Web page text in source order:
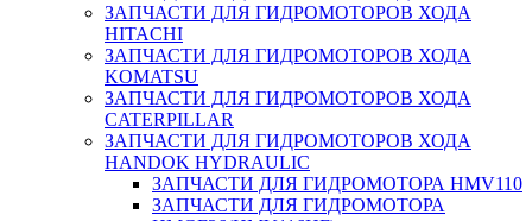
ЗАПЧАСТИ ДЛЯ ГИДРОМОТОРОВ ХОДА
HITACHI
ЗАПЧАСТИ ДЛЯ ГИДРОМОТОРОВ ХОДА
KOMATSU
ЗАПЧАСТИ ДЛЯ ГИДРОМОТОРОВ ХОДА
CATERPILLAR
ЗАПЧАСТИ ДЛЯ ГИДРОМОТОРОВ ХОДА
HANDOK HYDRAULIC
ЗАПЧАСТИ ДЛЯ ГИДРОМОТОРА HMV110
ЗАПЧАСТИ ДЛЯ ГИДРОМОТОРА